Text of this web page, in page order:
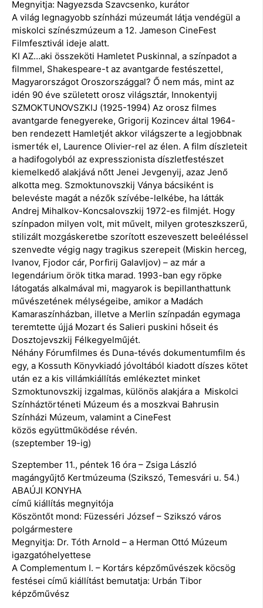
Megnyitja: Nagyezsda Szavcsenko, kurátor
A világ legnagyobb színházi múzeumát látja vendégül a
miskolci színészmúzeum a 12. Jameson CineFest
Filmfesztivál ideje alatt.
KI AZ…aki összeköti Hamletet Puskinnal, a színpadot a
filmmel, Shakespeare-t az avantgarde festészettel,
Magyarországot Oroszországgal? Ő nem más, mint az
idén 90 éve született orosz világsztár, Innokentyij
SZMOKTUNOVSZKIJ (1925-1994) Az orosz filmes
avantgarde fenegyereke, Grigorij Kozincev által 1964-
ben rendezett Hamletjét akkor világszerte a legjobbnak
ismerték el, Laurence Olivier-rel az élen. A film díszleteit
a hadifogolyból az expresszionista díszletfestészet
kiemelkedő alakjává nőtt Jenei Jevgenyij, azaz Jenő
alkotta meg. Szmoktunovszkij Ványa bácsiként is
belevéste magát a nézők szívébe-lelkébe, ha látták
Andrej Mihalkov-Koncsalovszkij 1972-es filmjét. Hogy
színpadon milyen volt, mit művelt, milyen groteszkszerű,
stilizált mozgáskeretbe szorított eszeveszett beleéléssel
szenvedte végig nagy tragikus szerepeit (Miskin herceg,
Ivanov, Fjodor cár, Porfirij Galavljov) – az már a
legendárium örök titka marad. 1993-ban egy röpke
látogatás alkalmával mi, magyarok is bepillanthattunk
művészetének mélységeibe, amikor a Madách
Kamaraszínházban, illetve a Merlin színpadán egymaga
teremtette újjá Mozart és Salieri puskini hőseit és
Dosztojevszkij Félkegyelműjét.
Néhány Fórumfilmes és Duna-tévés dokumentumfilm és
egy, a Kossuth Könyvkiadó jóvoltából kiadott díszes kötet
után ez a kis villámkiállítás emlékeztet minket
Szmoktunovszkij izgalmas, különös alakjára a Miskolci
Színháztörténeti Múzeum és a moszkvai Bahrusin
Színházi Múzeum, valamint a CineFest
közös együttműködése révén.
(szeptember 19-ig)
Szeptember 11., péntek 16 óra – Zsiga László
magángyűjtő Kertmúzeuma (Szikszó, Temesvári u. 54.)
ABAÚJI KONYHA
című kiállítás megnyitója
Köszöntőt mond: Füzesséri József – Szikszó város
polgármestere
Megnyitja: Dr. Tóth Arnold – a Herman Ottó Múzeum
igazgatóhelyettese
A Complementum I. – Kortárs képzőművészek köcsög
festései című kiállítást bemutatja: Urbán Tibor
képzőművész